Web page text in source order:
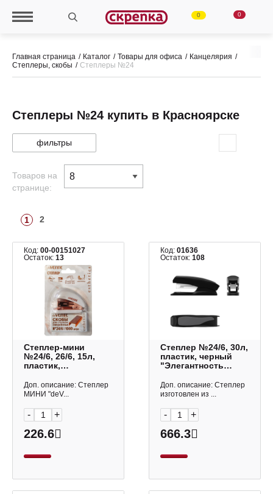
0 0
Главная страница Каталог Товары для офиса
Канцелярия
Степлеры, скобы
Степлеры №24
Степлеры №24 купить в Красноярске
фильтры
Товаров на
странице:
1 2
Код: 00-00151027
Остаток: 13
Степлер-мини
№24/6, 26/6, 15л,
пластик,
"Esthetics" 4142522
deVENTE
Доп. описание: Степлер
МИНИ "deV...
- +
226.6
Код:01636
Остаток:108
Степлер №24/6, 30л,
пластик, черный
"Элегантность
Erich Krause
Доп. описание: Степлер
изготовлен из ...
- +
666.3